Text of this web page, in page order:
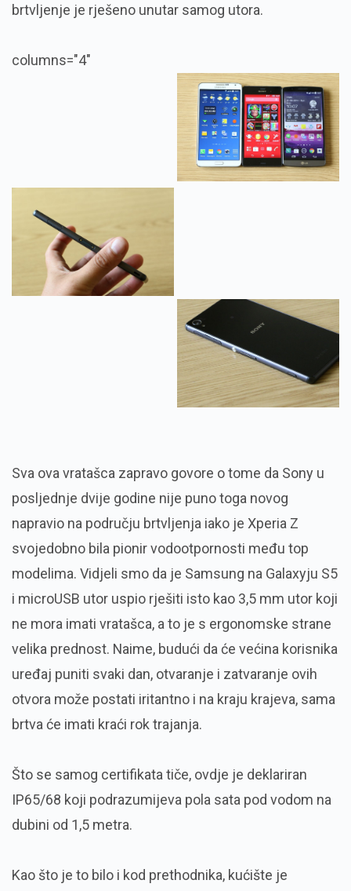
brtvljenje je rješeno unutar samog utora.
columns="4"
Sva ova vratašca zapravo govore o tome da Sony u
posljednje dvije godine nije puno toga novog
napravio na području brtvljenja iako je Xperia Z
svojedobno bila pionir vodootpornosti među top
modelima. Vidjeli smo da je Samsung na Galaxyju S5
i microUSB utor uspio rješiti isto kao 3,5 mm utor koji
ne mora imati vratašca, a to je s ergonomske strane
velika prednost. Naime, budući da će većina korisnika
uređaj puniti svaki dan, otvaranje i zatvaranje ovih
otvora može postati iritantno i na kraju krajeva, sama
brtva će imati kraći rok trajanja.
Što se samog certifikata tiče, ovdje je deklariran
IP65/68 koji podrazumijeva pola sata pod vodom na
dubini od 1,5 metra.
Kao što je to bilo i kod prethodnika, kućište je